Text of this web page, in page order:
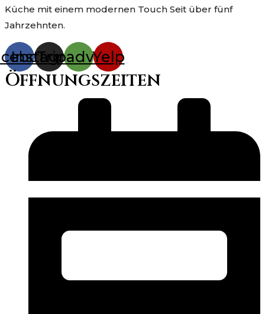
Küche mit einem modernen Touch Seit über fünf
Jahrzehnten.
Instagram
Tripadvisor
Yelp
Öffnungszeiten